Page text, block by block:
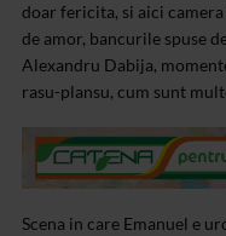
doar fericita, si aici
de amor, bancurile spuse
Alexandru Dabija,
rasu-plansu, cum sunt
Scena in care Emanuel e